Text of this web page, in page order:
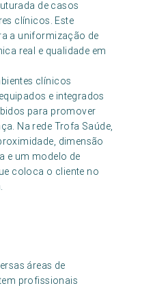
de casos
clínicos. Este
a uniformização de
real e qualidade em
clínicos
e integrados
para promover
Na rede Trofa Saúde,
dimensão
e um modelo de
coloca o cliente no
áreas de
profissionais